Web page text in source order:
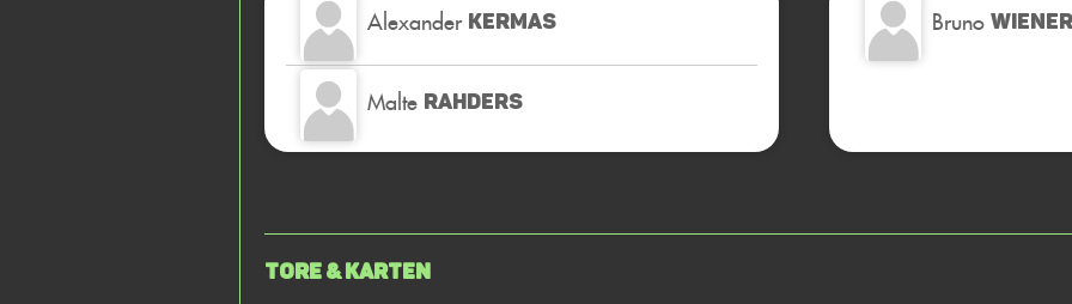
Alexander KERMAS
Malte RAHDERS
Bruno
Tore & Karten